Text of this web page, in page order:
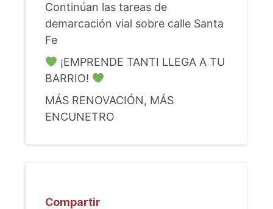
Continúan las tareas de
demarcación vial sobre calle Santa
Fe
¡EMPRENDE TANTI LLEGA A TU
BARRIO!
MÁS RENOVACIÓN, MÁS
ENCUNETRO
Compartir